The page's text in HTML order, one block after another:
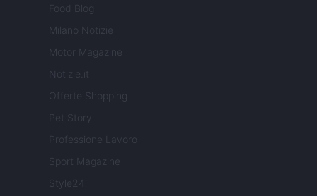
Food Blog
Milano Notizie
Motor Magazine
Notizie.it
Offerte Shopping
Pet Story
Professione Lavoro
Sport Magazine
Style24